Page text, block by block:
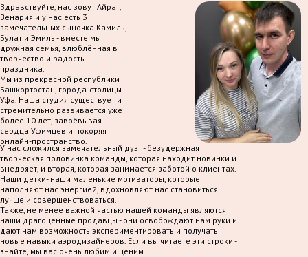
Здравствуйте, нас зовут Айрат,
Венария и у нас есть 3
замечательных сыночка Камиль,
Булат и Эмиль - вместе мы
дружная семья, влюблённая в
творчество и радость
праздника.
Мы из прекрасной республики
Башкортостан, города-столицы
Уфа. Наша студия существует и
стремительно развивается уже
более 10 лет, завоёвывая
сердца Уфимцев и покоряя
онлайн-пространство.
У нас сложился замечательный дуэт - безудержная
творческая половинка команды, которая находит новинки и
внедряет, и вторая, которая занимается заботой о клиентах.
Наши детки- наши маленькие мотиваторы, которые
наполняют нас энергией, вдохновляют нас становиться
лучше и совершенствоваться.
Также, не менее важной частью нашей команды являются
наши драгоценные продавцы - они освобождают нам руки и
дают нам возможность экспериментировать и получать
новые навыки аэродизайнеров. Если вы читаете эти строки -
знайте, мы вас очень любим и ценим.